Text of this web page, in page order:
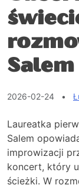
Salem
2026-02-24 •
Laureatka
Salem
improwizacji
koncert, który
ścieżki. W